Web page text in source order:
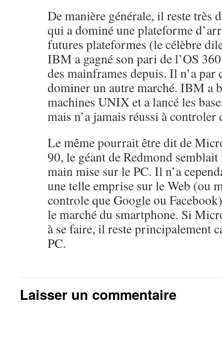
De manière générale, il reste très
qui a dominé une plateforme
futures plateformes (le célèbre
IBM a gagné son pari de l’OS
des mainframes depuis. Il n’a par
dominer un autre marché. IBM a
machines UNIX et a lancé les
mais n’a jamais réussi à controler
Le même pourrait être dit de
90, le géant de Redmond
main mise sur le PC. Il n’a
une telle emprise sur le Web (ou
controle que Google ou
le marché du smartphone. Si
à se faire, il reste principalement
PC.
Laisser un commentaire